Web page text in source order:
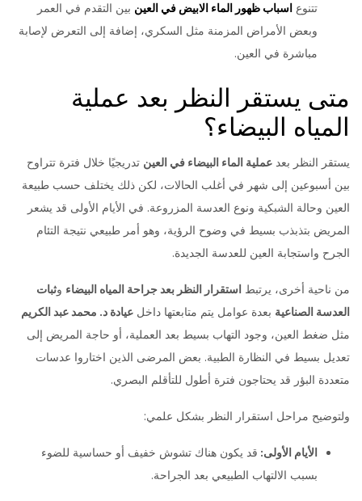
تتنوع اسباب ظهور الماء الابيض في العينبين التقدم في العمر
وبعض الأمراض المزمنة مثل السكري، إضافة إلى التعرض لإصابة
مباشرة في العين.
متى يستقر النظر بعد عملية
المياه البيضاء؟
يستقر النظر بعد عملية الماء البيضاء في العينتدريجيًا خلال فترة تتراوح
بين أسبوعين إلى شهر في أغلب الحالات، لكن ذلك يختلف حسب طبيعة
العين وحالة الشبكية ونوع العدسة المزروعة. في الأيام الأولى قد يشعر
المريض بتذبذب بسيط في وضوح الرؤية، وهو أمر طبيعي نتيجة التئام
الجرح واستجابة العين للعدسة الجديدة.
من ناحية أخرى، يرتبط استقرار النظر بعد جراحة المياه البيضاءوثبات
العدسة الصناعيةبعدة عوامل يتم متابعتها داخل عيادة د. محمد عبد الكريم
مثل ضغط العين، وجود التهاب بسيط بعد العملية، أو حاجة المريض إلى
تعديل بسيط في النظارة الطبية. بعض المرضى الذين اختاروا عدسات
متعددة البؤر قد يحتاجون فترة أطول للتأقلم البصري.
ولتوضيح مراحل استقرار النظر بشكل علمي:
الأيام الأولى: قد يكون هناك تشوش خفيف أو حساسية للضوء
بسبب الالتهاب الطبيعي بعد الجراحة.